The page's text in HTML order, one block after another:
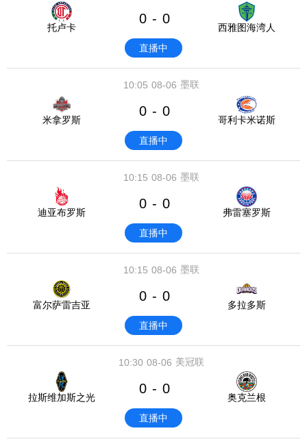
托卢卡
0 - 0
西雅图海湾人
直播中
08-06
10:05 墨联
米拿罗斯
0 - 0
哥利卡米诺斯
直播中
08-06
10:15 墨联
迪亚布罗斯
0 - 0
弗雷塞罗斯
直播中
08-06
10:15 墨联
富尔萨雷吉亚
0 - 0
多拉多斯
直播中
08-06
10:30 美冠联
拉斯维加斯之光
0 - 0
奥克兰根
直播中